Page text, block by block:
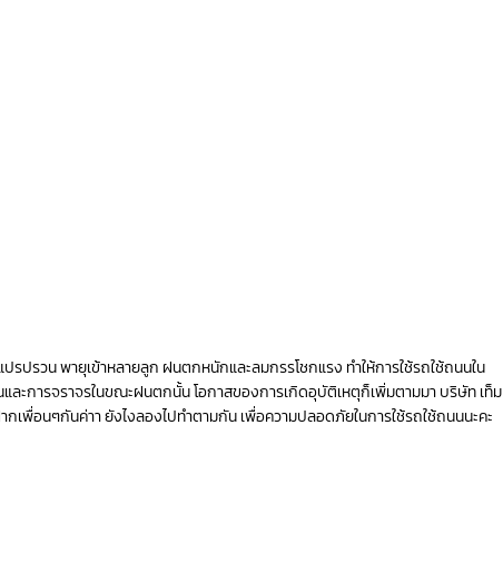
รวน พายุเข้าหลายลูก ฝนตกหนักและลมกรรโชกแรง ทำให้การใช้รถใช้ถนนใน
ละการจราจรในขณะฝนตกนั้น โอกาสของการเกิดอุบัติเหตุก็เพิ่มตามมา บริษัท เท็ม
พื่อนๆกันค่าา ยังไงลองไปทำตามกัน เพื่อความปลอดภัยในการใช้รถใช้ถนนนะคะ